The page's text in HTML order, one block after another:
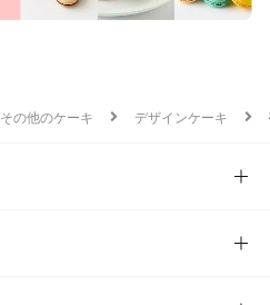
その他のケーキ デザインケーキ